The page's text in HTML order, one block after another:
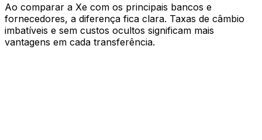
Ao comparar a Xe com os principais bancos e
fornecedores, a diferença fica clara. Taxas de câmbio
imbatíveis e sem custos ocultos significam mais
vantagens em cada transferência.